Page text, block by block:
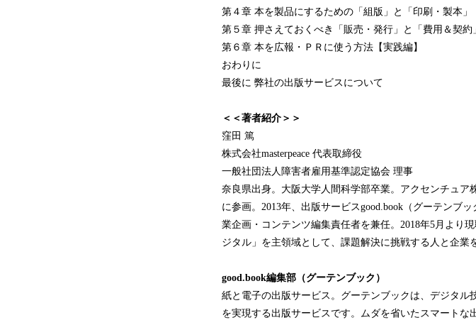
第４章 本を製品にするための「組版」と「印刷・製本」
第５章 押さえておくべき「販売・発行」と「費用＆契約
第６章 本を広報・ＰＲに使う方法【実践編】
おわりに
最後に 弊社の出版サービスについて
＜＜著者紹介＞＞
窪田 篤
株式会社masterpeace 代表取締役
一般社団法人障害者雇用基準認定協会 理事
奈良県出身。大阪大学人間科学部卒業。アクセンチュ
に参画。2013年、出版サービスgood.book（グーテンブ
業企画・コンテンツ編集責任者を兼任。2018年5月より
ジタル」を主領域として、課題解決に挑戦する人と企業
good.book編集部（グーテンブック）
紙と電子の出版サービス。グーテンブックは、デジタ
を実現する出版サービスです。ムダを省いたスマート